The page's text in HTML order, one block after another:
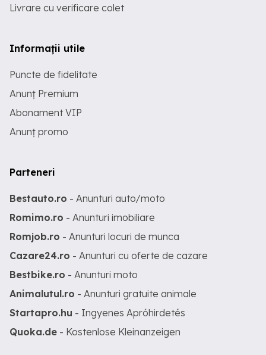
Livrare cu verificare colet
Informații utile
Puncte de fidelitate
Anunț Premium
Abonament VIP
Anunț promo
Parteneri
Bestauto.ro - Anunturi auto/moto
Romimo.ro - Anunturi imobiliare
Romjob.ro - Anunturi locuri de munca
Cazare24.ro - Anunturi cu oferte de cazare
Bestbike.ro - Anunturi moto
Animalutul.ro - Anunturi gratuite animale
Startapro.hu - Ingyenes Apróhirdetés
Quoka.de - Kostenlose Kleinanzeigen